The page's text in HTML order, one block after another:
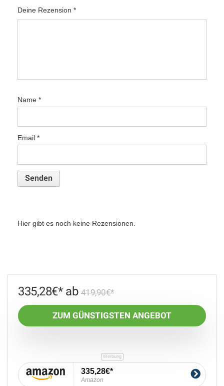
Deine Rezension *
Name *
Email *
Hier gibt es noch keine Rezensionen.
419,90€
335,28€
ZUM GÜNSTIGSTEN ANGEBOT
335,28€
Amazon